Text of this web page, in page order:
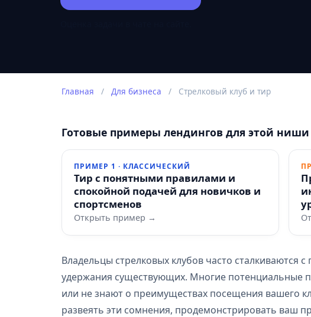
Главная / Для бизнеса / Стрелковый клуб и тир
Готовые примеры лендингов для этой ниши
ПРИМЕР 1 · КЛАССИЧЕСКИЙ
Тир с понятными правилами и
спокойной подачей для новичков и
спортсменов
Открыть пример →
Владельцы стрелковых клубов часто сталкиваются
удержания существующих. Многие потенциальные
или не знают о преимуществах посещения вашего
развеять эти сомнения, продемонстрировать ваш